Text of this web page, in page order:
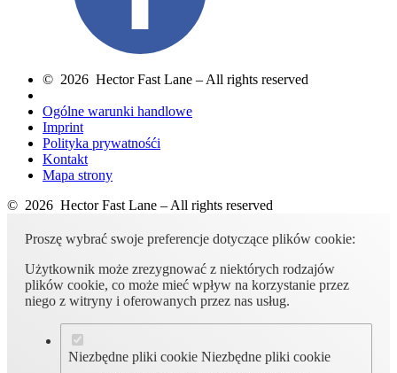
© 2026 Hector Fast Lane – All rights reserved
Ogólne warunki handlowe
Imprint
Polityka prywatnośći
Kontakt
Mapa strony
© 2026 Hector Fast Lane – All rights reserved
Proszę wybrać swoje preferencje dotyczące plików cookie:
Użytkownik może zrezygnować z niektórych rodzajów
plików cookie, co może mieć wpływ na korzystanie przez
niego z witryny i oferowanych przez nas usług.
Niezbędne pliki cookie Niezbędne pliki cookie